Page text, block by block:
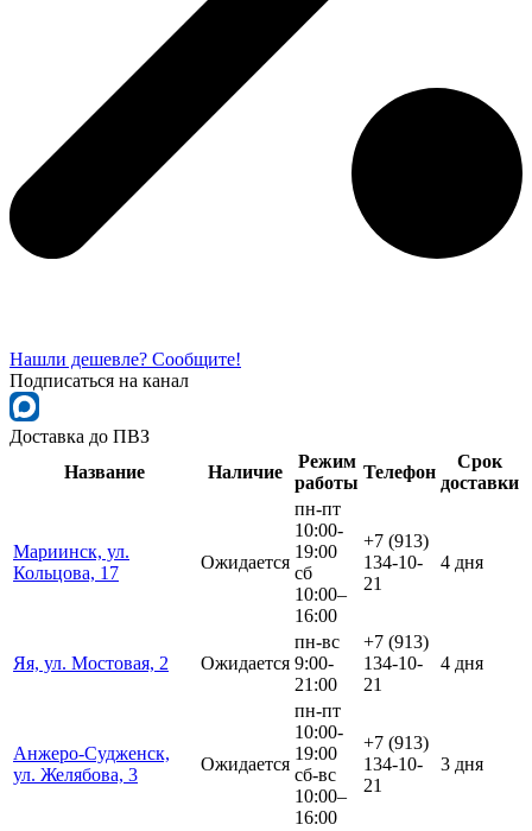
Нашли дешевле? Сообщите!
Подписаться на канал
Доставка до ПВЗ
Название
Наличие
Режим
работы
Телефон
Срок
доставки
Мариинск, ул.
Кольцова, 17
Ожидается
пн-пт
10:00-
19:00
сб
10:00–
16:00
+7 (913)
134-10-
21
4 дня
Яя, ул. Мостовая, 2 Ожидается
пн-вс
9:00-
21:00
+7 (913)
134-10-
21
4 дня
Анжеро-Судженск,
ул. Желябова, 3
Ожидается
пн-пт
10:00-
19:00
сб-вс
10:00–
16:00
+7 (913)
134-10-
21
3 дня